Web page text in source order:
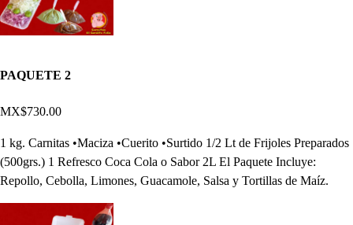
PAQUETE 2
MX$730.00
1 kg. Carnitas •Maciza •Cuerito •Surtido 1/2 Lt de Frijoles Preparados
(500grs.) 1 Refresco Coca Cola o Sabor 2L El Paquete Incluye:
Repollo, Cebolla, Limones, Guacamole, Salsa y Tortillas de Maíz.